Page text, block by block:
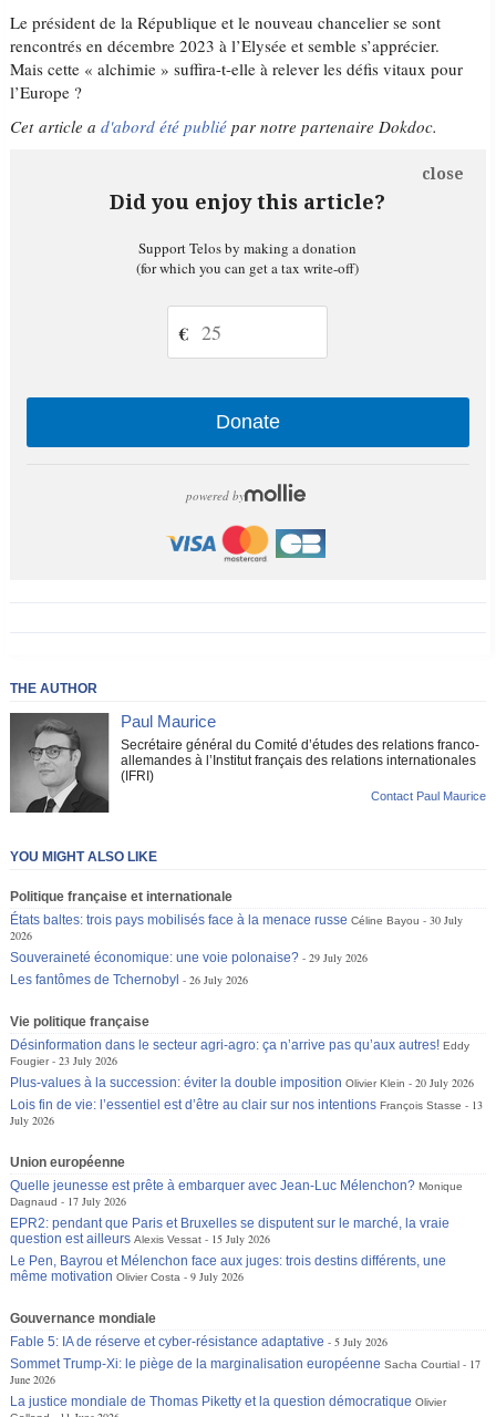
Le président de la République et le nouveau chancelier se sont
rencontrés en décembre 2023 à l’Elysée et semble s’apprécier.
Mais cette « alchimie » suffira-t-elle à relever les défis vitaux pour
l’Europe ?
Cet article ad'abord été publié par notre partenaire Dokdoc.
Did you enjoy this article?
close
Support Telos by making a donation
(for which you can get a tax write-off)
€
Donate
powered by
THE AUTHOR
Paul Maurice
Secrétaire général du Comité d’études des relations franco-
allemandes à l’Institut français des relations internationales
(IFRI)
Contact Paul Maurice
YOU MIGHT ALSO LIKE
Politique française et internationale
États baltes: trois pays mobilisés face à la menace russe Céline Bayou
30 July
2026
Souveraineté économique: une voie polonaise?
29 July 2026
Les fantômes de Tchernobyl
26 July 2026
Vie politique française
Désinformation dans le secteur agri-agro: ça n’arrive pas qu’aux autres! Eddy
Fougier
23 July 2026
Plus-values à la succession: éviter la double imposition Olivier Klein
20 July 2026
Lois fin de vie: l’essentiel est d’être au clair sur nos intentions François Stasse
13
July 2026
Union européenne
Quelle jeunesse est prête à embarquer avec Jean-Luc Mélenchon? Monique
Dagnaud
17 July 2026
EPR2: pendant que Paris et Bruxelles se disputent sur le marché, la vraie
question est ailleurs Alexis Vessat
15 July 2026
Le Pen, Bayrou et Mélenchon face aux juges: trois destins différents, une
même motivation Olivier Costa 9 July 2026
Gouvernance mondiale
Fable 5: IA de réserve et cyber-résistance adaptative
5 July 2026
Sommet Trump-Xi: le piège de la marginalisation européenne Sacha Courtial
17
June 2026
La justice mondiale de Thomas Piketty et la question démocratique Olivier